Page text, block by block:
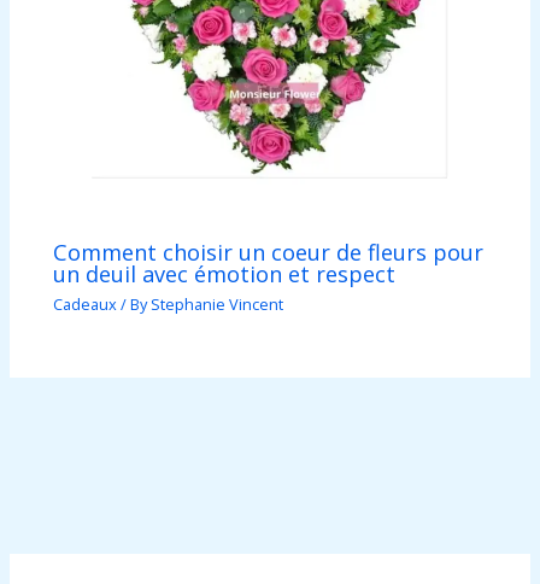
Comment choisir un coeur de fleurs pour
un deuil avec émotion et respect
Cadeaux/ ByStephanie Vincent